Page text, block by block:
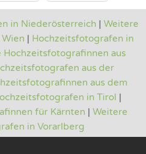
in Niederösterreich | Weitere
| Hochzeitsfotografen in
Hochzeitsfotografinnen aus
aus der
aus dem
in Tirol |
für Kärnten | Weitere
in Vorarlberg